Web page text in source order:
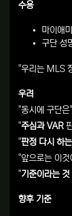
수용
마이애
구단 성
"우리는 MLS
우려
"동시에 구단은"
"주심과 VAR
"판정 다시 하
"앞으로는 이것
"기준이라는 것
향후 기준